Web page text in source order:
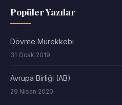
Popüler Yazılar
Dövme Mürekkebi
31 Ocak 2019
Avrupa Birliği (AB)
29 Nisan 2020